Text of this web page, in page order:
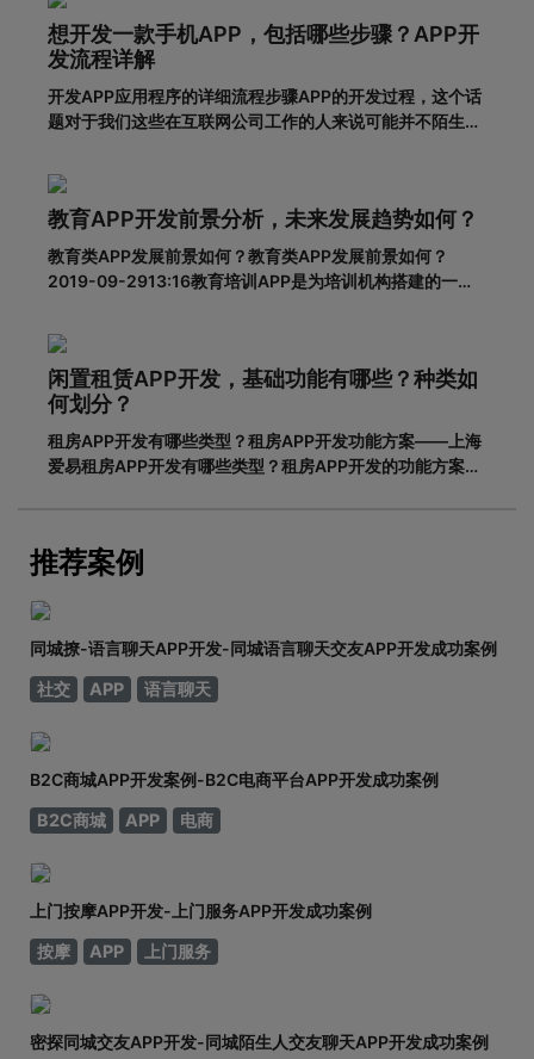
利购物app有什么优势？一、在网络上购买商品有哪些利
弊?对于消费者的
想开发一款手机APP，包括哪些步骤？APP开
发流程详解
开发APP应用程序的详细流程步骤APP的开发过程，这个话
题对于我们这些在互联网公司工作的人来说可能并不陌生，
了。其实，APP开发的流程并不复杂，接下来就带大家一起
看一下一套完整的APP开发流程包含哪些步骤。一、基本功
能需求阶段0
教育APP开发前景分析，未来发展趋势如何？
教育类APP发展前景如何？教育类APP发展前景如何？
2019-09-2913:16教育培训APP是为培训机构搭建的一个
的来了吗？据调查，截至2018年6月，我国网民规模达8.02
亿，普及率57.7%。其中，手机网民规模已达7.8
闲置租赁APP开发，基础功能有哪些？种类如
何划分？
租房APP开发有哪些类型？租房APP开发功能方案——上海
爱易租房APP开发有哪些类型？租房APP开发的功能方案
推荐案例
同城撩-语言聊天APP开发-同城语言聊天交友APP开发成功案例
社交
APP 语言聊天
B2C商城APP开发案例-B2C电商平台APP开发成功案例
B2C商城
APP 电商
上门按摩APP开发-上门服务APP开发成功案例
按摩
APP 上门服务
密探同城交友APP开发-同城陌生人交友聊天APP开发成功案例